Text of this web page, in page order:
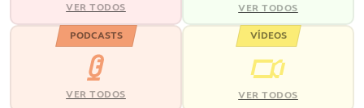
VER TODOS VER TODOS
PODCASTS
VER TODOS
VÍDEOS
VER TODOS